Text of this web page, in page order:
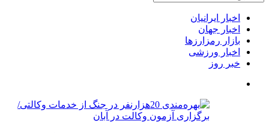
اخبار ایرانیان
اخبار جهان
بازار رمزارزها
اخبار ورزشی
خبر روز